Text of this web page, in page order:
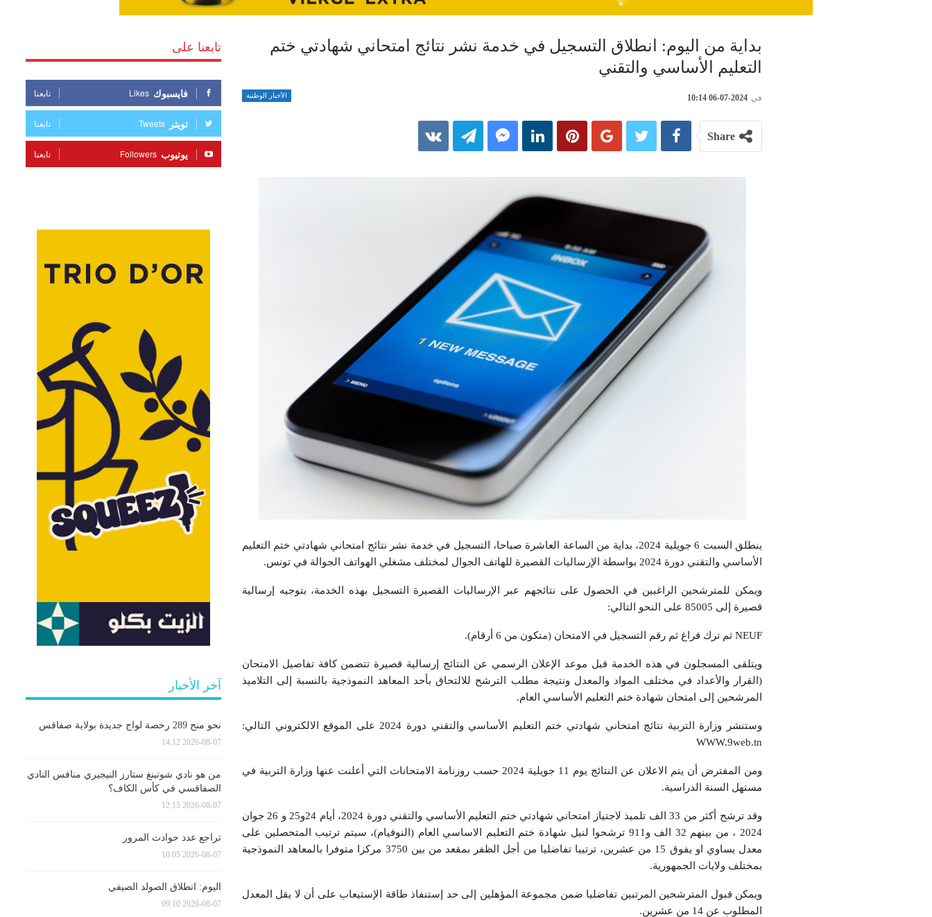
بداية من اليوم: انطلاق التسجيل في خدمة نشر نتائج امتحاني شهادتي ختم
التعليم الأساسي والتقني
الأخبار الوطنية في 2024-07-06 10:14
Share
ينطلق السبت 6 جويلية 2024، بداية من الساعة العاشرة صباحا، التسجيل في خدمة نشر نتائج امتحاني شهادتي ختم التعليم
الأساسي والتقني دورة 2024 بواسطة الإرساليات القصيرة للهاتف الجوال لمختلف مشغلي الهواتف الجوالة في تونس.
ويمكن للمترشحين الراغبين في الحصول على نتائجهم عبر الإرساليات القصيرة التسجيل بهذه الخدمة، بتوجيه إرسالية
قصيرة إلى 85005 على النحو التالي:
NEUF ثم ترك فراغ ثم رقم التسجيل في الامتحان (متكون من 6 أرقام).
ويتلقى المسجلون في هذه الخدمة قبل موعد الإعلان الرسمي عن النتائج إرسالية قصيرة تتضمن كافة تفاصيل الامتحان
(القرار والأعداد في مختلف المواد والمعدل ونتيجة مطلب الترشح للالتحاق بأحد المعاهد النموذجية بالنسبة إلى التلاميذ
المرشحين إلى امتحان شهادة ختم التعليم الأساسي العام.
وستنشر وزارة التربية نتائج امتحاني شهادتي ختم التعليم الأساسي والتقني دورة 2024 على الموقع الالكتروني التالي:
WWW.9web.tn
ومن المفترض أن يتم الاعلان عن النتائج يوم 11 جويلية 2024 حسب روزنامة الامتحانات التي أعلنت عنها وزارة التربية في
مستهل السنة الدراسية.
وقد ترشح أكثر من 33 الف تلميذ لاجتياز امتحاني شهادتي ختم التعليم الأساسي والتقني دورة 2024، أيام 24و25 و 26 جوان
2024 ، من بينهم 32 الف و911 ترشحوا لنيل شهادة ختم التعليم الاساسي العام (النوفيام)، سيتم ترتيب المتحصلين على
معدل يساوي او يفوق 15 من عشرين، ترتيبا تفاضليا من أجل الظفر بمقعد من بين 3750 مركزا متوفرا بالمعاهد النموذجية
بمختلف ولايات الجمهورية.
ويمكن قبول المترشحين المرتبين تفاضليا ضمن مجموعة المؤهلين إلى حد إستنفاذ طاقة الإستيعاب على أن لا يقل المعدل
المطلوب عن 14 من عشرين.
تابعنا على
فايسبوك Likes تابعنا
تويتر Tweets تابعنا
يوتيوب Followers تابعنا
آخر الأخبار
نحو منح 289 رخصة لواج جديدة بولاية صفاقس
2026-08-07 14:12
من هو نادي شوتينغ ستارز النيجيري منافس النادي
الصفاقسي في كأس الكاف؟
2026-08-07 12:15
تراجع عدد حوادث المرور
2026-08-07 10:05
اليوم: انطلاق الصولد الصيفي
2026-08-07 09:10